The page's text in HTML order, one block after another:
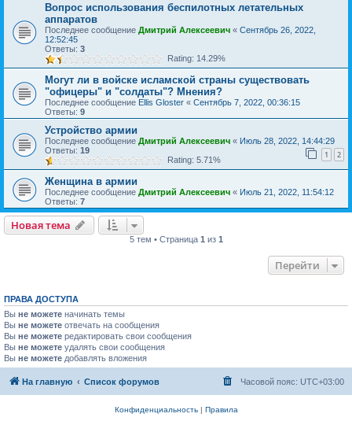
Вопрос использования беспилотных летательных
аппаратов
Последнее сообщение Дмитрий Алексеевич « Сентябрь 26, 2022,
12:52:45
Ответы: 3
Rating: 14.29%
Могут ли в войске исламской страны существовать
"офицеры" и "солдаты"? Мнения?
Последнее сообщение Ellis Gloster « Сентябрь 7, 2022, 00:36:15
Ответы: 9
Устройство армии
Последнее сообщение Дмитрий Алексеевич « Июль 28, 2022, 14:44:29
Ответы: 19 1 2
Rating: 5.71%
Женщина в армии
Последнее сообщение Дмитрий Алексеевич « Июль 21, 2022, 11:54:12
Ответы: 7
Новая тема
5 тем • Страница 1 из 1
Перейти
ПРАВА ДОСТУПА
Вы не можете начинать темы
Вы не можете отвечать на сообщения
Вы не можете редактировать свои сообщения
Вы не можете удалять свои сообщения
Вы не можете добавлять вложения
На главную Список форумов Часовой пояс: UTC+03:00
Конфиденциальность| Правила